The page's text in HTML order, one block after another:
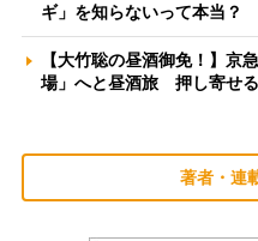
ギ」を知らないって本当
【大竹聡の昼酒御免！】京
場」へと昼酒旅 押し寄せ
著者・連